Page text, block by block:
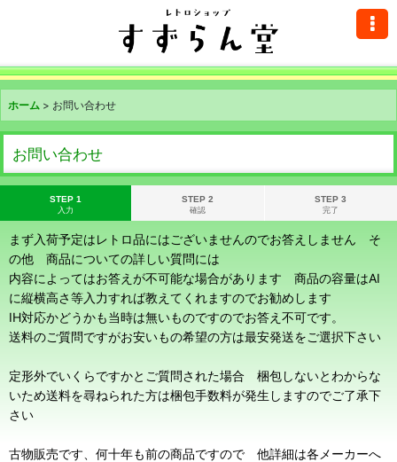
ホーム > お問い合わせ
お問い合わせ
STEP 1
入力
STEP 2
確認
STEP 3
完了
まず入荷予定はレトロ品にはございませんのでお答えしません そ
の他 商品についての詳しい質問には
内容によってはお答えが不可能な場合があります 商品の容量はAI
に縦横高さ等入力すれば教えてくれますのでお勧めします
IH対応かどうかも当時は無いものですのでお答え不可です。
送料のご質問ですがお安いもの希望の方は最安発送をご選択下さい
定形外でいくらですかとご質問された場合 梱包しないとわからな
いため送料を尋ねられた方は梱包手数料が発生しますのでご了承下
さい
古物販売です、何十年も前の商品ですので 他詳細は各メーカーへ